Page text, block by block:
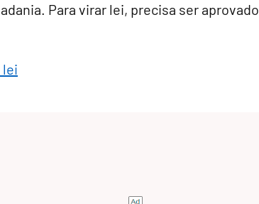
Para virar lei, precisa ser aprovado
lei